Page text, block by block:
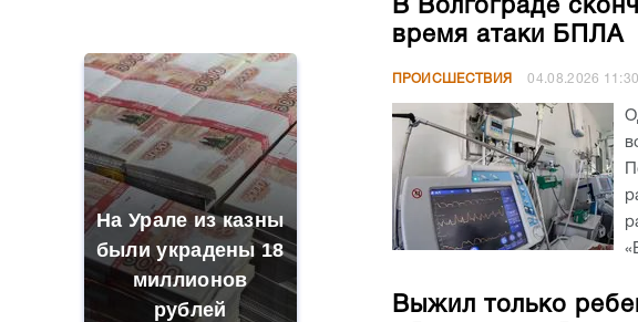
На Урале из казны
были украдены 18
миллионов
рублей
В Волгограде
время атаки БПЛА
ПРОИСШЕСТВИЯ 04.08.2026 11:30
Выжил только